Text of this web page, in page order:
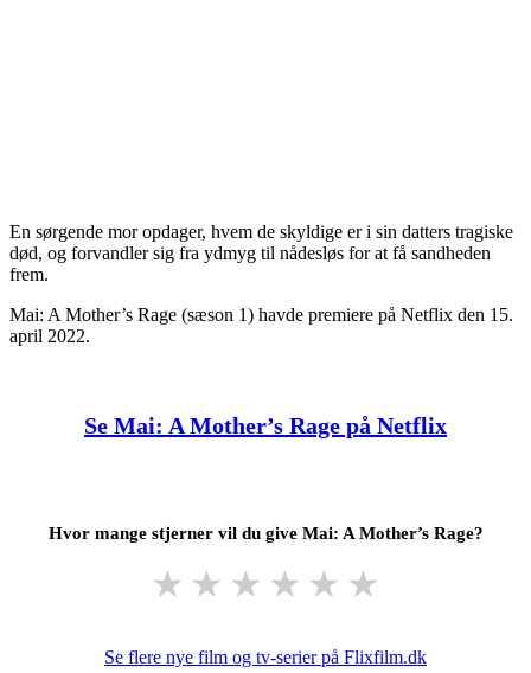
En sørgende mor opdager, hvem de skyldige er i sin datters tragiske
død, og forvandler sig fra ydmyg til nådesløs for at få sandheden
frem.
Mai: A Mother’s Rage (sæson 1) havde premiere på Netflix den 15.
april 2022.
Se Mai: A Mother’s Rage på Netflix
Hvor mange stjerner vil du give Mai: A Mother’s Rage?
★ ★ ★ ★ ★ ★
Se flere nye film og tv-serier på Flixfilm.dk